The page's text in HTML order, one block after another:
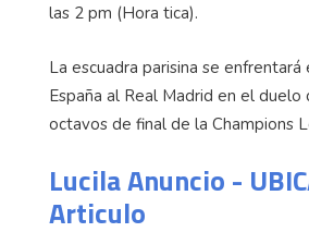
las 2 pm (Hora tica).
La escuadra parisina se
España al Real Madrid en el
octavos de final de la Champions
Lucila Anuncio -
Articulo